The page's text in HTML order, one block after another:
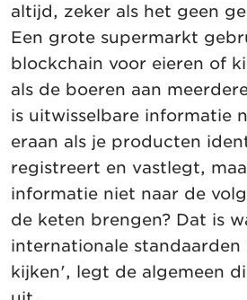
altijd, zeker als het geen
Een grote supermarkt
blockchain voor eieren of
als de boeren aan
is uitwisselbare informatie
eraan als je producten
registreert en vastlegt,
informatie niet naar de
de keten brengen? Dat is
internationale standaarden
kijken', legt de algemeen